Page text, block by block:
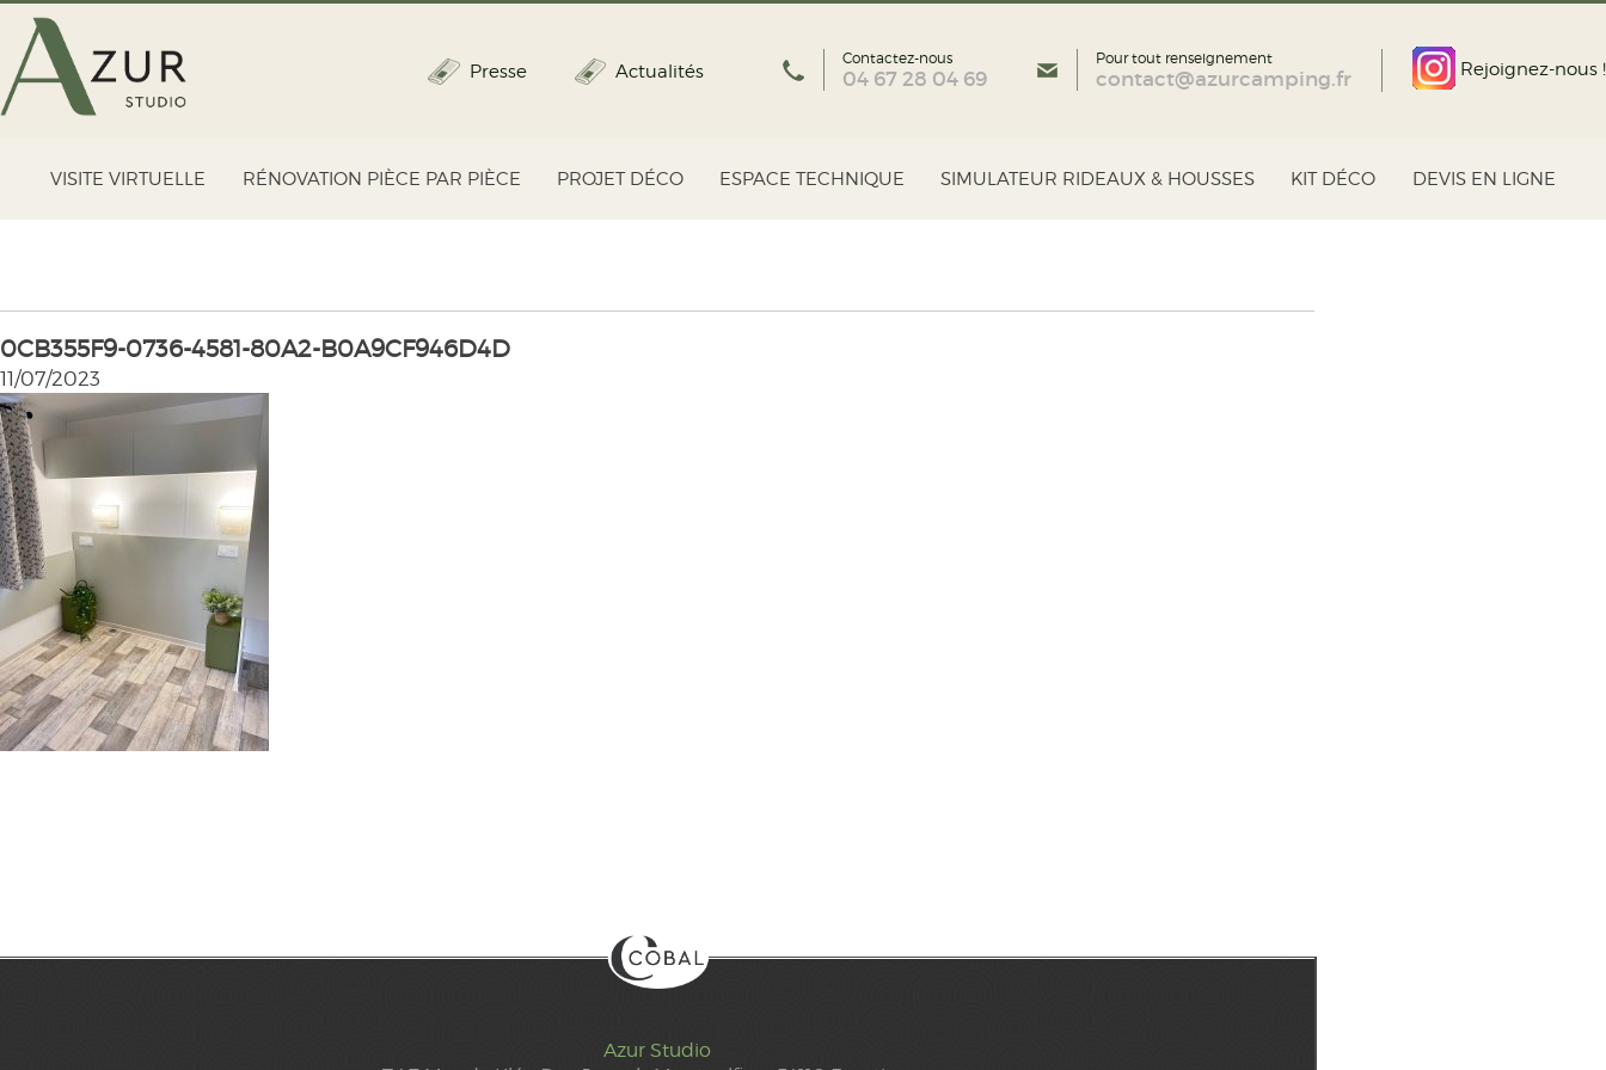
Rejoignez-nous !
Pour tout renseignement
contact@azurcamping.fr
Contactez-nous
04 67 28 04 69
Presse Actualités
VISITE VIRTUELLE RÉNOVATION PIÈCE PAR PIÈCE PROJET DÉCO ESPACE TECHNIQUE SIMULATEUR RIDEAUX & HOUSSES KIT DÉCO DEVIS EN LIGNE
0CB355F9-0736-4581-80A2-B0A9CF946D4D
11/07/2023
Azur Studio